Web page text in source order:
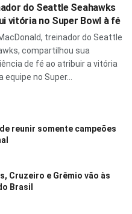
do Seattle Seahawks
vitória no Super Bowl à fé
treinador do Seattle
compartilhou sua
de fé ao atribuir a vitória
equipe no Super...
reunir somente campeões
Cruzeiro e Grêmio vão às
Brasil